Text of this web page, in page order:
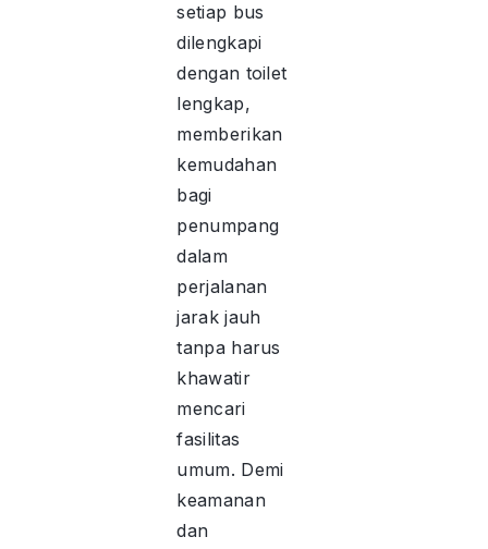
setiap bus
dilengkapi
dengan toilet
lengkap,
memberikan
kemudahan
bagi
penumpang
dalam
perjalanan
jarak jauh
tanpa harus
khawatir
mencari
fasilitas
umum. Demi
keamanan
dan